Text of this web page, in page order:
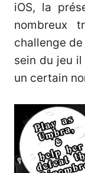
iOS, la
nombreux
challenge
sein du jeu
un certain